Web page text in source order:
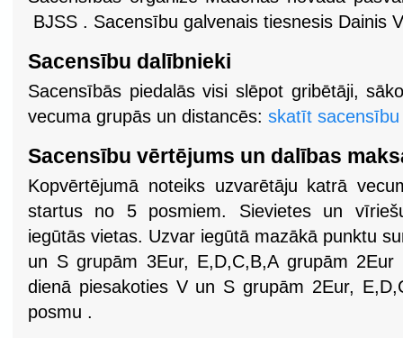
BJSS . Sacensību galvenais tiesnesis Dainis
Sacensību dalībnieki
Sacensībās piedalās visi slēpot gribētāji,
vecuma grupās un distancēs: skatīt sacensību
Sacensību vērtējums un dalības
Kopvērtējumā noteiks uzvarētāju katrā
startus no 5 posmiem. Sievietes un
iegūtās vietas. Uzvar iegūtā mazākā punktu
un S grupām 3Eur, E,D,C,B,A grupām
dienā piesakoties V un S grupām 2Eur,
posmu .